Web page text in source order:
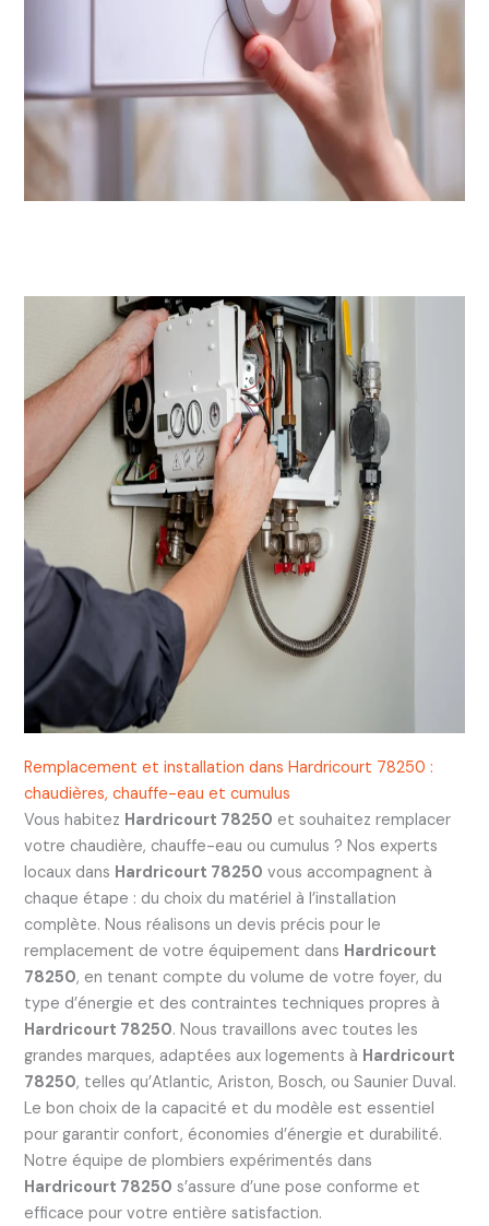
Remplacement et installation dans Hardricourt 78250 :
chaudières, chauffe-eau et cumulus
Vous habitez Hardricourt 78250 et souhaitez remplacer
votre chaudière, chauffe-eau ou cumulus ? Nos experts
locaux dans Hardricourt 78250 vous accompagnent à
chaque étape : du choix du matériel à l’installation
complète. Nous réalisons un devis précis pour le
remplacement de votre équipement dans Hardricourt
78250, en tenant compte du volume de votre foyer, du
type d’énergie et des contraintes techniques propres à
Hardricourt 78250. Nous travaillons avec toutes les
grandes marques, adaptées aux logements à Hardricourt
78250, telles qu’Atlantic, Ariston, Bosch, ou Saunier Duval.
Le bon choix de la capacité et du modèle est essentiel
pour garantir confort, économies d’énergie et durabilité.
Notre équipe de plombiers expérimentés dans
Hardricourt 78250 s’assure d’une pose conforme et
efficace pour votre entière satisfaction.